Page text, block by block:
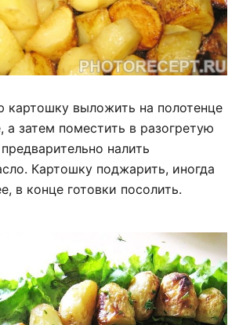
выложить на полотенце
а затем поместить в разогретую
налить
Картошку поджарить, иногда
в конце готовки посолить.